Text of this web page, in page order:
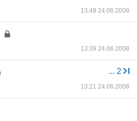
13:48 24.06.2008
13:39 24.06.2008
... 2
13:21 24.06.2008